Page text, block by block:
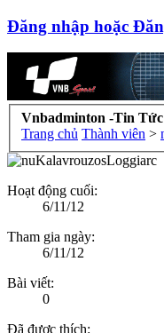
Đăng nhập hoặc
Vnbadminton -Tin
Trang chủ Thành viên >
Hoạt động cuối:
6/11/12
Tham gia ngày:
6/11/12
Bài viết:
0
Đã được thích: